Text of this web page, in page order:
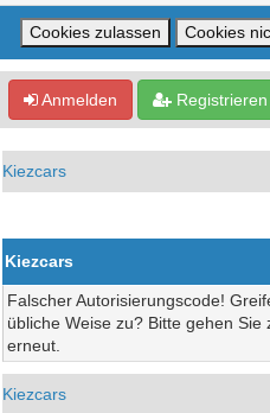
Anmelden Registrieren
Kiezcars
Kiezcars
Falscher Autorisierungscode!
übliche Weise zu? Bitte gehen
erneut.
Kiezcars